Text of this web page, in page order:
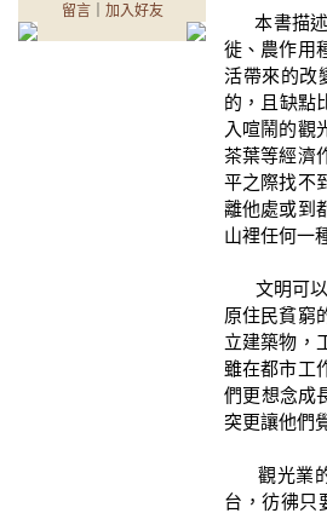
留言｜ 加入好友
本書描述
徙、農作用
活帶來的改
的，且缺點
入喧鬧的觀
茶葉等經濟
平之際找不
離他處或到
山裡任何一
文明可以
原住民貧窮
立建築物，
雖在都市工
們更想念成
突更讓他們
觀光業的
台，彷彿只